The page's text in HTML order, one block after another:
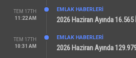
TEM 17TH
11:22 AM
EMLAK HABERLERI
2026 Haziran Ayında 16.565
TEM 17TH
10:31 AM
EMLAK HABERLERI
2026 Haziran Ayında